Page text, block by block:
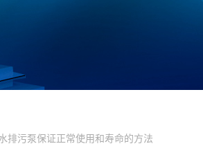
排污泵保证正常使用和寿命的方法